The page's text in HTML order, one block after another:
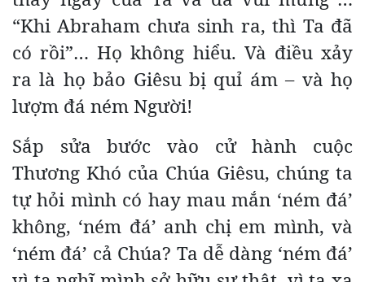
“Khi Abraham chưa sinh ra, thì Ta đã
có rồi”… Họ không hiểu. Và điều xảy
ra là họ bảo Giêsu bị quỉ ám – và họ
lượm đá ném Người!
Sắp sửa bước vào cử hành cuộc
Thương Khó của Chúa Giêsu, chúng ta
tự hỏi mình có hay mau mắn ‘ném đá’
không, ‘ném đá’ anh chị em mình, và
‘ném đá’ cả Chúa? Ta dễ dàng ‘ném đá’